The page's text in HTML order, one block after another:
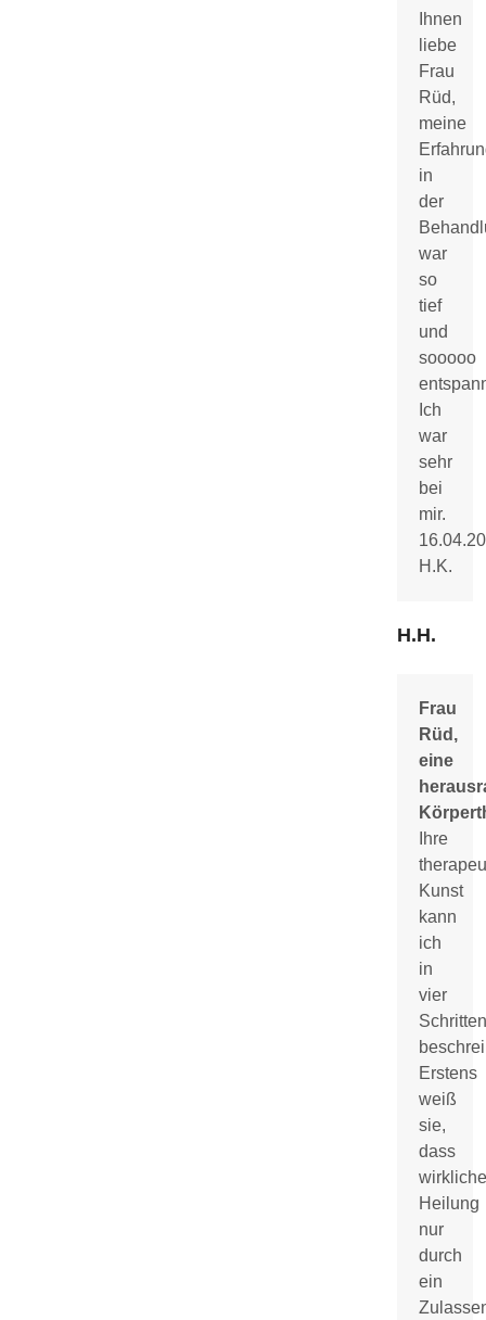
Ihnen
liebe
Frau
Rüd,
meine
in
der
war
so
tief
und
sooooo
Ich
war
sehr
bei
mir.
H.K.
H.H.
Frau
Rüd,
eine
Ihre
Kunst
kann
ich
in
vier
Schritten
Erstens
weiß
sie,
dass
wirkliche
Heilung
nur
durch
ein